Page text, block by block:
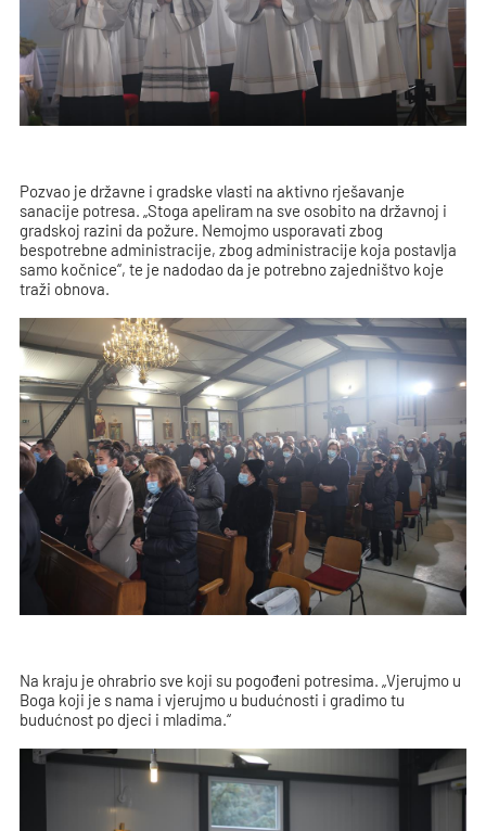
Pozvao je državne i gradske vlasti na aktivno rješavanje
sanacije potresa. „Stoga apeliram na sve osobito na državnoj i
gradskoj razini da požure. Nemojmo usporavati zbog
bespotrebne administracije, zbog administracije koja postavlja
samo kočnice“, te je nadodao da je potrebno zajedništvo koje
traži obnova.
Na kraju je ohrabrio sve koji su pogođeni potresima. „Vjerujmo u
Boga koji je s nama i vjerujmo u budućnosti i gradimo tu
budućnost po djeci i mladima.“